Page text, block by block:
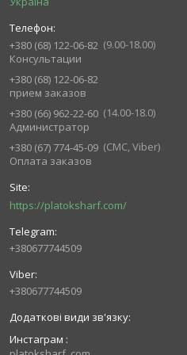
+380 (68) 122-06-82
9.00-18.00
Консультации
+380 (68) 122-06-82
прием заказов
+380 (66) 962-22-60
14.00-18.0
Администратор
+380 (67) 774-45-09
СМС, Viber
Оплата заказов
https://platoksharf.com/
+380677744509
+380677744509
Инстаграм